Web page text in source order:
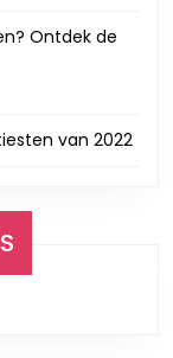
Ontdek de
van 2022